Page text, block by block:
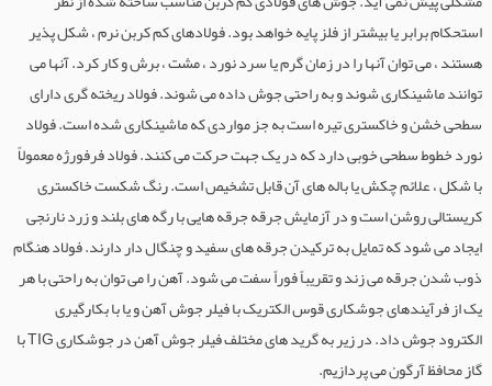
استحکام برابر یا بیشتر از فلز پایه خواهد بود. فولادهای کم کربن نرم ، شکل پذیر
هستند ، می توان آنها را در زمان گرم یا سرد نورد ، مشت ، برش و کار کرد. آنها می
توانند ماشینکاری شوند و به راحتی جوش داده می شوند. فولاد ریخته گری دارای
سطحی خشن و خاکستری تیره است به جز مواردی که ماشینکاری شده است. فولاد
نورد خطوط سطحی خوبی دارد که در یک جهت حرکت می کنند. فولاد فرفورژه معمولاً
با شکل ، علائم چکش یا باله های آن قابل تشخیص است. رنگ شکست خاکستری
کریستالی روشن است و در آزمایش جرقه جرقه هایی با رگه های بلند و زرد نارنجی
ایجاد می شود که تمایل به ترکیدن جرقه های سفید و چنگال دار دارند. فولاد هنگام
ذوب شدن جرقه می زند و تقریباً فوراً سفت می شود. آهن را می توان به راحتی با هر
یک از فرآیندهای جوشکاری قوس الکتریک با فیلر جوش آهن و یا با بکارگیری
الکترود جوش داد. در زیر به گرید های مختلف فیلر جوش آهن در جوشکاری TIG با
گاز محافظ آرگون می پردازیم.